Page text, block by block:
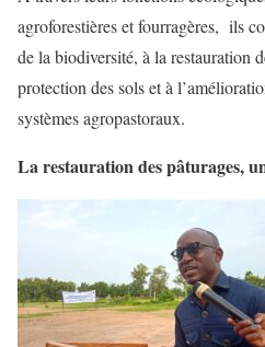
agroforestières et fourragères, ils
de la biodiversité, à la restauration
protection des sols et à
systèmes agropastoraux.
La restauration des pâturages,